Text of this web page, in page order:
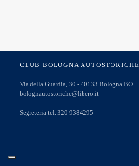
CLUB BOLOGNA AUTOSTORICHE
Via della Guardia, 30 - 40133 Bologna BO
bolognautostoriche@libero.it
Segreteria tel. 320 9384295